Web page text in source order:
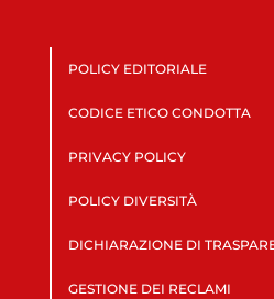
POLICY EDITORIALE
CODICE ETICO CONDOTTA
PRIVACY POLICY
POLICY DIVERSITÀ
DICHIARAZIONE DI
GESTIONE DEI RECLAMI